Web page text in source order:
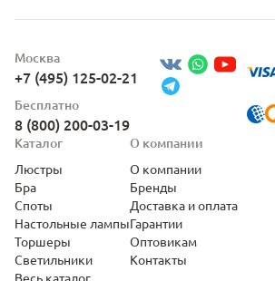
Москва
+7 (495) 125-02-21
Бесплатно
8 (800) 200-03-19
Каталог
Люстры
Бра
Споты
Настольные лампы
Торшеры
Светильники
Весь каталог
О компании
О компании
Бренды
Доставка и оплата
Гарантии
Оптовикам
Контакты